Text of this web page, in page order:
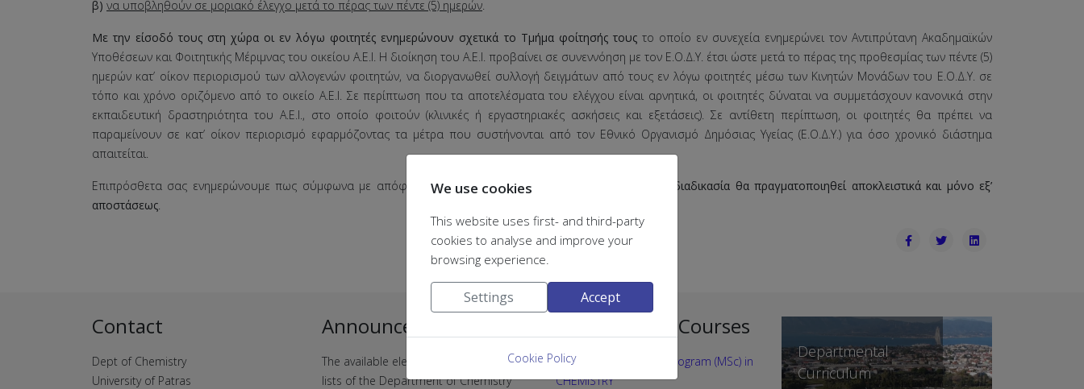
β) να υποβληθούν σε μοριακό έλεγχο μετά το πέρας των πέντε (5) ημερών.
Με την είσοδό τους στη χώρα οι εν λόγω φοιτητές ενημερώνουν σχετικά το Τμήμα φοίτησής τους το οποίο εν συνεχεία ενημερώνει τον Αντιπρύτανη Ακαδημαϊκών
Υποθέσεων και Φοιτητικής Μέριμνας του οικείου Α.Ε.Ι. Η διοίκηση του Α.Ε.Ι. προβαίνει σε συνεννόηση με τον Ε.Ο.Δ.Υ. έτσι ώστε μετά το πέρας της προθεσμίας των πέντε (5)
ημερών κατ’ οίκον περιορισμού των αλλογενών φοιτητών, να διοργανωθεί συλλογή δειγμάτων από τους εν λόγω φοιτητές μέσω των Κινητών Μονάδων του Ε.Ο.Δ.Υ. σε
τόπο και χρόνο οριζόμενο από το οικείο Α.Ε.Ι. Σε περίπτωση που τα αποτελέσματα του ελέγχου είναι αρνητικά, οι φοιτητές δύναται να συμμετάσχουν κανονικά στην
εκπαιδευτική δραστηριότητα του Α.Ε.Ι., στο οποίο φοιτούν (κλινικές ή εργαστηριακές ασκήσεις και εξετάσεις). Σε αντίθετη περίπτωση, οι φοιτητές θα πρέπει να
παραμείνουν σε κατ’ οίκον περιορισμό εφαρμόζοντας τα μέτρα που συστήνονται από τον Εθνικό Οργανισμό Δημόσιας Υγείας (Ε.Ο.Δ.Υ.) για όσο χρονικό διάστημα
απαιτείται.
Επιπρόσθετα σας ενημερώνουμε πως σύμφωνα με απόφαση της Συγκλήτου του Π. Πατρών
η εξεταστική διαδικασία θα πραγματοποιηθεί αποκλειστικά και μόνο εξ’
αποστάσεως.
Contact
Dept of Chemistry
University of Patras
Announcement Lists
The available electronic announcement
lists of the Department of Chemistry
Postgraduate Courses
Postgraduate Studies Program (MSc) in
"CHEMISTRY"
Departmental
Curriculum
We use cookies
This website uses first- and third-party
cookies to analyse and improve your
browsing experience.
Settings Accept
Cookie Policy